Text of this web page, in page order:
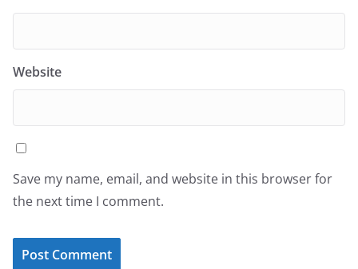
Website
Save my name, email, and website in this browser for
the next time I comment.